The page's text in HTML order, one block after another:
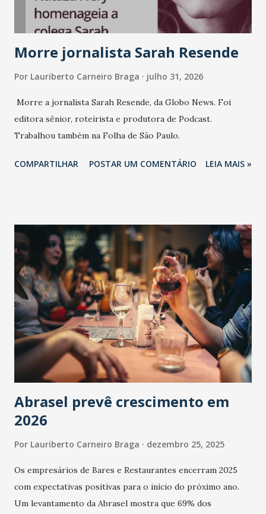
marcas, pessoas e mercado", afirma Tamires So...
Morre jornalista Sarah Resende
Por Lauriberto Carneiro Braga julho 31, 2026
Morre a jornalista Sarah Resende, da Globo News. Foi
editora sênior, roteirista e produtora de Podcast.
Trabalhou também na Folha de São Paulo.
COMPARTILHAR POSTAR UM COMENTÁRIO LEIA MAIS »
Abrasel prevê crescimento em
2026
Por Lauriberto Carneiro Braga dezembro 25, 2025
Os empresários de Bares e Restaurantes encerram 2025
com expectativas positivas para o início do próximo ano.
Um levantamento da Abrasel mostra que 69% dos